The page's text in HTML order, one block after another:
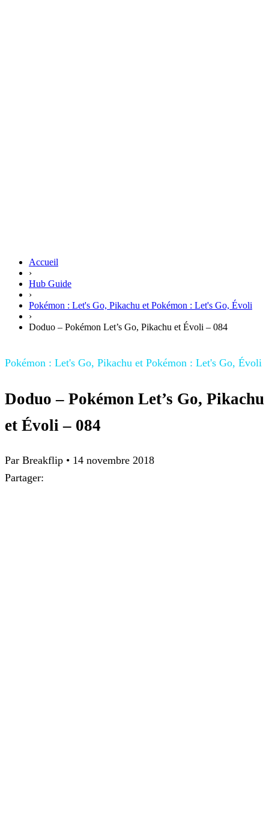
Accueil
›
Hub Guide
›
Pokémon : Let's Go, Pikachu et Pokémon : Let's Go, Évoli
›
Doduo – Pokémon Let’s Go, Pikachu et Évoli – 084
Pokémon : Let's Go, Pikachu et Pokémon : Let's Go, Évoli
Doduo – Pokémon Let’s Go, Pikachu
et Évoli – 084
Par Breakflip • 14 novembre 2018
Partager: